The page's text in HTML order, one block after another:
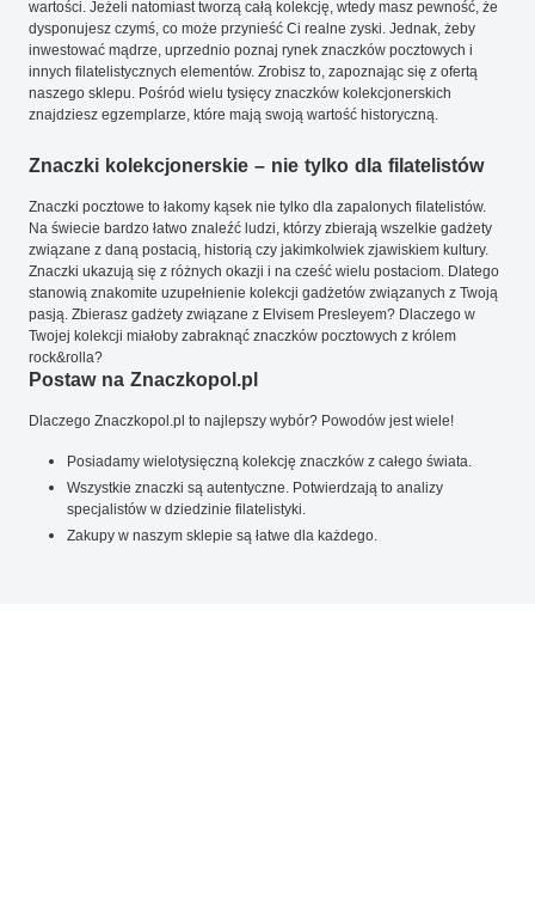
wartości. Jeżeli natomiast tworzą całą kolekcję, wtedy masz pewność, że
dysponujesz czymś, co może przynieść Ci realne zyski. Jednak, żeby
inwestować mądrze, uprzednio poznaj rynek znaczków pocztowych i
innych filatelistycznych elementów. Zrobisz to, zapoznając się z ofertą
naszego sklepu. Pośród wielu tysięcy znaczków kolekcjonerskich
znajdziesz egzemplarze, które mają swoją wartość historyczną.
Znaczki kolekcjonerskie – nie tylko dla filatelistów
Znaczki pocztowe to łakomy kąsek nie tylko dla zapalonych filatelistów.
Na świecie bardzo łatwo znaleźć ludzi, którzy zbierają wszelkie gadżety
związane z daną postacią, historią czy jakimkolwiek zjawiskiem kultury.
Znaczki ukazują się z różnych okazji i na cześć wielu postaciom. Dlatego
stanowią znakomite uzupełnienie kolekcji gadżetów związanych z Twoją
pasją. Zbierasz gadżety związane z Elvisem Presleyem? Dlaczego w
Twojej kolekcji miałoby zabraknąć znaczków pocztowych z królem
rock&rolla?
Postaw na Znaczkopol.pl
Dlaczego Znaczkopol.pl to najlepszy wybór? Powodów jest wiele!
Posiadamy wielotysięczną kolekcję znaczków z całego świata.
Wszystkie znaczki są autentyczne. Potwierdzają to analizy
specjalistów w dziedzinie filatelistyki.
Zakupy w naszym sklepie są łatwe dla każdego.